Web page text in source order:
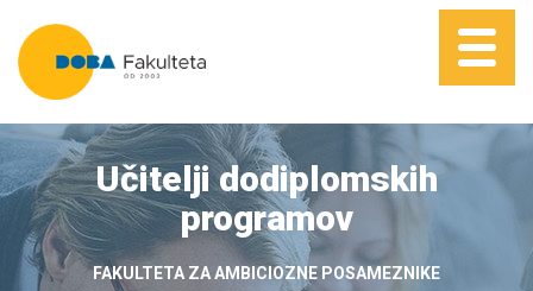
Učitelji dodiplomskih
programov
FAKULTETA ZA AMBICIOZNE POSAMEZNIKE